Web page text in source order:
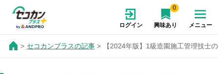
ログイン
0
興味あり メニュー
セコカンプラスの記事 【2024年版】1級造園施工管理技士